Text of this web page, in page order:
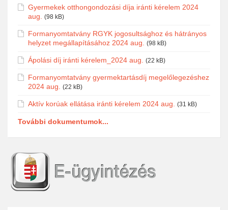
Gyermekek otthongondozási díja iránti kérelem 2024
aug.
(98 kB)
Formanyomtatvány RGYK jogosultsághoz és hátrányos
helyzet megállapításához 2024 aug.
(98 kB)
Ápolási díj iránti kérelem_2024 aug. (22 kB)
Formanyomtatvány gyermektartásdíj megelőlegezéshez
2024 aug.
(22 kB)
Aktív korúak ellátása iránti kérelem 2024 aug. (31 kB)
További dokumentumok...